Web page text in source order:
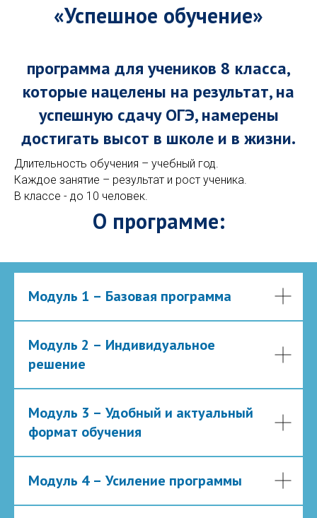
«Успешное обучение»
программа для учеников 8 класса,
которые нацелены на результат, на
успешную сдачу ОГЭ, намерены
достигать высот в школе и в жизни.
Длительность обучения – учебный год.
Каждое занятие – результат и рост ученика.
В классе - до 10 человек.
О программе:
Модуль 1 – Базовая программа
Модуль 2 – Индивидуальное
решение
Модуль 3 – Удобный и актуальный
формат обучения
Модуль 4 – Усиление программы